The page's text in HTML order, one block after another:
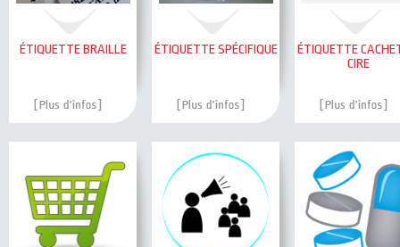
ÉTIQUETTE BRAILLE ÉTIQUETTE SPÉCIFIQUE
ÉTIQUETTE
CIRE